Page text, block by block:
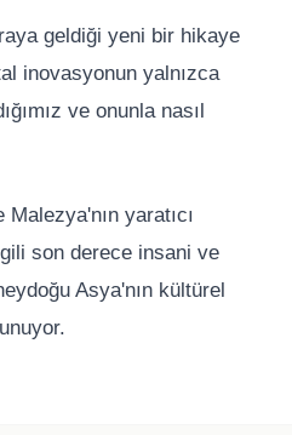
geldiği yeni bir hikaye
inovasyonun yalnızca
ve onunla nasıl
yaratıcı
son derece insani ve
Asya'nın kültürel